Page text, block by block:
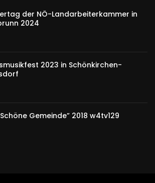
der NÖ-Landarbeiterkammer in
2024
2023 in Schönkirchen-
Gemeinde” 2018 w4tv129